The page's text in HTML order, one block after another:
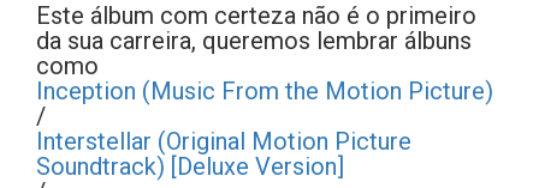
Este álbum com certeza não é o primeiro
da sua carreira, queremos lembrar álbuns
como
Inception (Music From the Motion Picture)
/
Interstellar (Original Motion Picture
Soundtrack) [Deluxe Version]